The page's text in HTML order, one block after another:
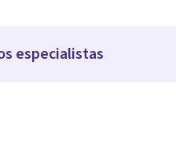
especialistas